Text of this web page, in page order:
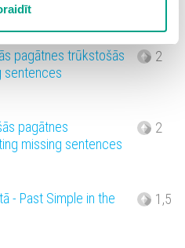
un ir iespēja atsaukt savu
iestatījumi”.
pagātnes trūkstošās
sentences
2
pagātnes
missing sentences
2
- Past Simple in the
1,5